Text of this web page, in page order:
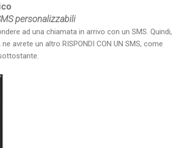
personalizzabili
ad una chiamata in arrivo con un SMS. Quindi,
avrete un altro RISPONDI CON UN SMS, come